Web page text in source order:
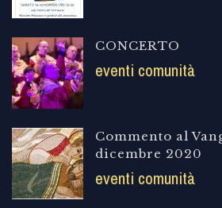
CONCERTO
eventi comunità
Commento al
dicembre 2020
eventi comunità